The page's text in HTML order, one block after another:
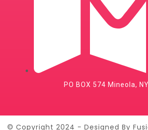
PO BOX 574 Mineola,
© Copyright 2024 - Designed By